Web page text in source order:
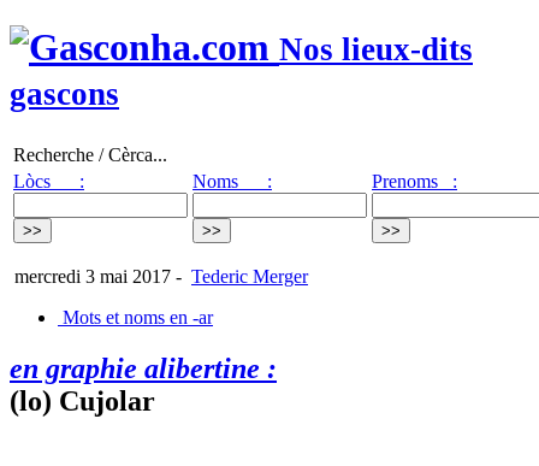
Nos lieux-dits
gascons
Recherche / Cèrca...
Lòcs :
Noms : Prenoms :
mercredi 3 mai 2017 - Tederic Merger
Mots et noms en -ar
en graphie alibertine :
(lo) Cujolar